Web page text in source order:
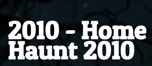
2010 - Home
Haunt 2010